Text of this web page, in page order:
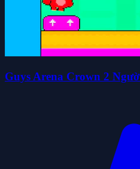
Guys Arena Crown 2